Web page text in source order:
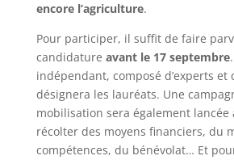
encore l’agriculture.
Pour participer, il suffit de faire
candidature avant le 17 septembre
indépendant, composé d’experts et
désignera les lauréats. Une
mobilisation sera également
récolter des moyens financiers, du
compétences, du bénévolat… Et